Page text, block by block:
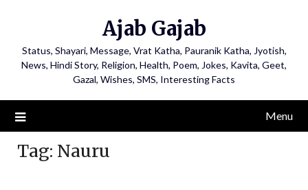
Ajab Gajab
Status, Shayari, Message, Vrat Katha, Pauranik Katha, Jyotish,
News, Hindi Story, Religion, Health, Poem, Jokes, Kavita, Geet,
Gazal, Wishes, SMS, Interesting Facts
Menu
Tag: Nauru